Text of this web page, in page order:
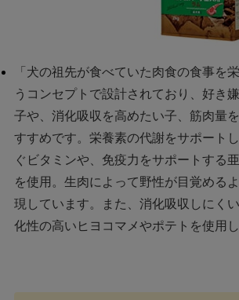
「犬の祖先が食べていた肉食の食事を
うコンセプトで設計されており、好き
子や、消化吸収を高めたい子、筋肉量
すすめです。栄養素の代謝をサポート
ぐビタミンや、免疫力をサポートする
を使用。生肉によって野性が目覚める
現しています。また、消化吸収しにく
化性の高いヒヨコマメやポテトを使用し